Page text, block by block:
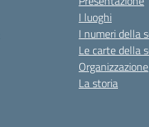
I luoghi
I numeri della
Le carte della
Organizzazione
La storia